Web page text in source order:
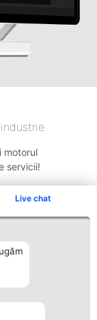
Live chat
motorul
servicii!